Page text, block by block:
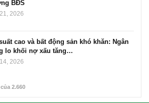
BĐS
2026
cao và bất động sản khó khăn: Ngân
lo khối nợ xấu tăng…
2026
của 2.660